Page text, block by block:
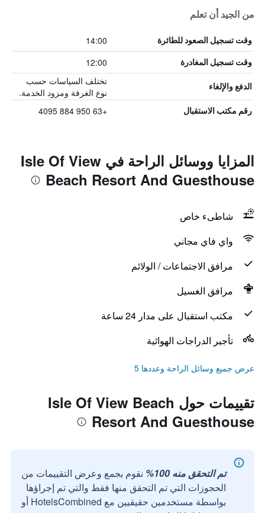
من الجيد أن تعلم
وقت تسجيل الصعود للطائرة 14:00
وقت تسجيل المغادرة 12:00
الدفع والإلغاء
تختلف السياسات حسب
نوع الغرفة ومزود الخدمة.
رقم مكتب الاستقبال +63 950 884 4095
المزايا ووسائل الراحة في Isle Of View
Beach Resort And Guesthouse
شاطىء خاص
واي فاي مجاني
مرافق الاجتماعات / الولائم
مرافق الغسيل
مكتب استقبال على مدار 24 ساعة
تأجير الدراجات الهوائية
عرض جميع وسائل الراحة وعددها 5
تقييمات حول Isle Of View Beach
Resort And Guesthouse
تم التحقق منه 100%
نقوم بجمع وعرض التقييمات من
الحجوزات التي تم التحقق منها فقط والتي تم إجراؤها
بواسطة مستخدمين حقيقيين مع HotelsCombined أو